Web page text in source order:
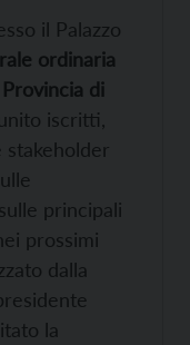
il Palazzo
ordinaria
di
iscritti,
principali
prossimi
dalla
la